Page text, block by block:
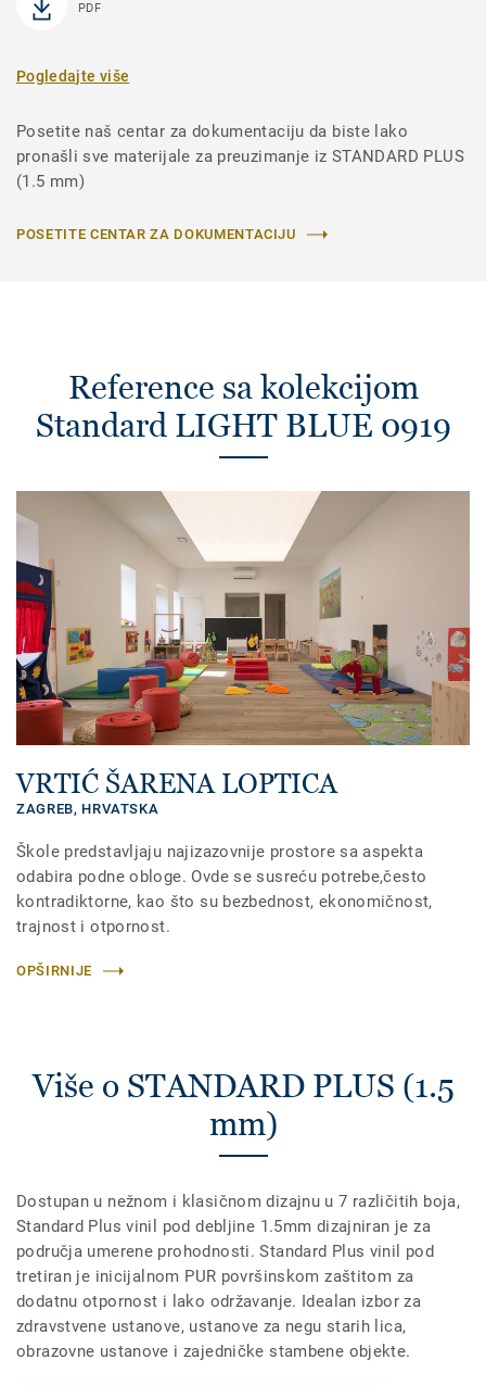
PDF
Pogledajte više
Posetite naš centar za dokumentaciju da biste lako
pronašli sve materijale za preuzimanje iz STANDARD PLUS
(1.5 mm)
POSETITE CENTAR ZA DOKUMENTACIJU
Reference sa kolekcijom
Standard LIGHT BLUE 0919
VRTIĆ ŠARENA LOPTICA
ZAGREB, HRVATSKA
Škole predstavljaju najizazovnije prostore sa aspekta
odabira podne obloge. Ovde se susreću potrebe,često
kontradiktorne, kao što su bezbednost, ekonomičnost,
trajnost i otpornost.
OPŠIRNIJE
Više o STANDARD PLUS (1.5
mm)
Dostupan u nežnom i klasičnom dizajnu u 7 različitih boja,
Standard Plus vinil pod debljine 1.5mm dizajniran je za
područja umerene prohodnosti. Standard Plus vinil pod
tretiran je inicijalnom PUR površinskom zaštitom za
dodatnu otpornost i lako održavanje. Idealan izbor za
zdravstvene ustanove, ustanove za negu starih lica,
obrazovne ustanove i zajedničke stambene objekte.